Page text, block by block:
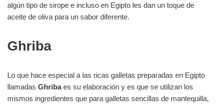
algún tipo de sirope e incluso en Egipto les dan un toque de
aceite de oliva para un sabor diferente.
Ghriba
Lo que hace especial a las ricas galletas preparadas en Egipto
llamadas Ghribaes su elaboración y es que se utilizan los
mismos ingredientes que para galletas sencillas de mantequilla,